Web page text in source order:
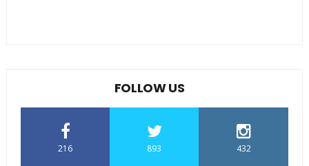
FOLLOW US
216 893 432